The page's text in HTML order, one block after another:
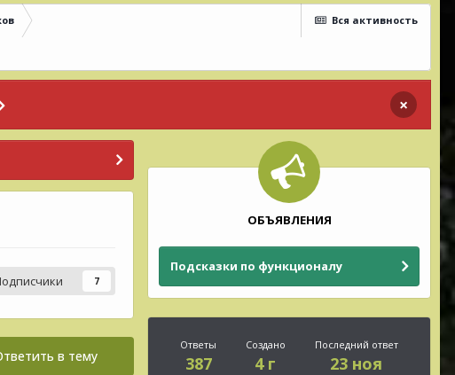
Вся активность
×
7
в тему
ОБЪЯВЛЕНИЯ
Подсказки по функционалу
Ответы
387
Создано
4 г
Последний ответ
23 ноя